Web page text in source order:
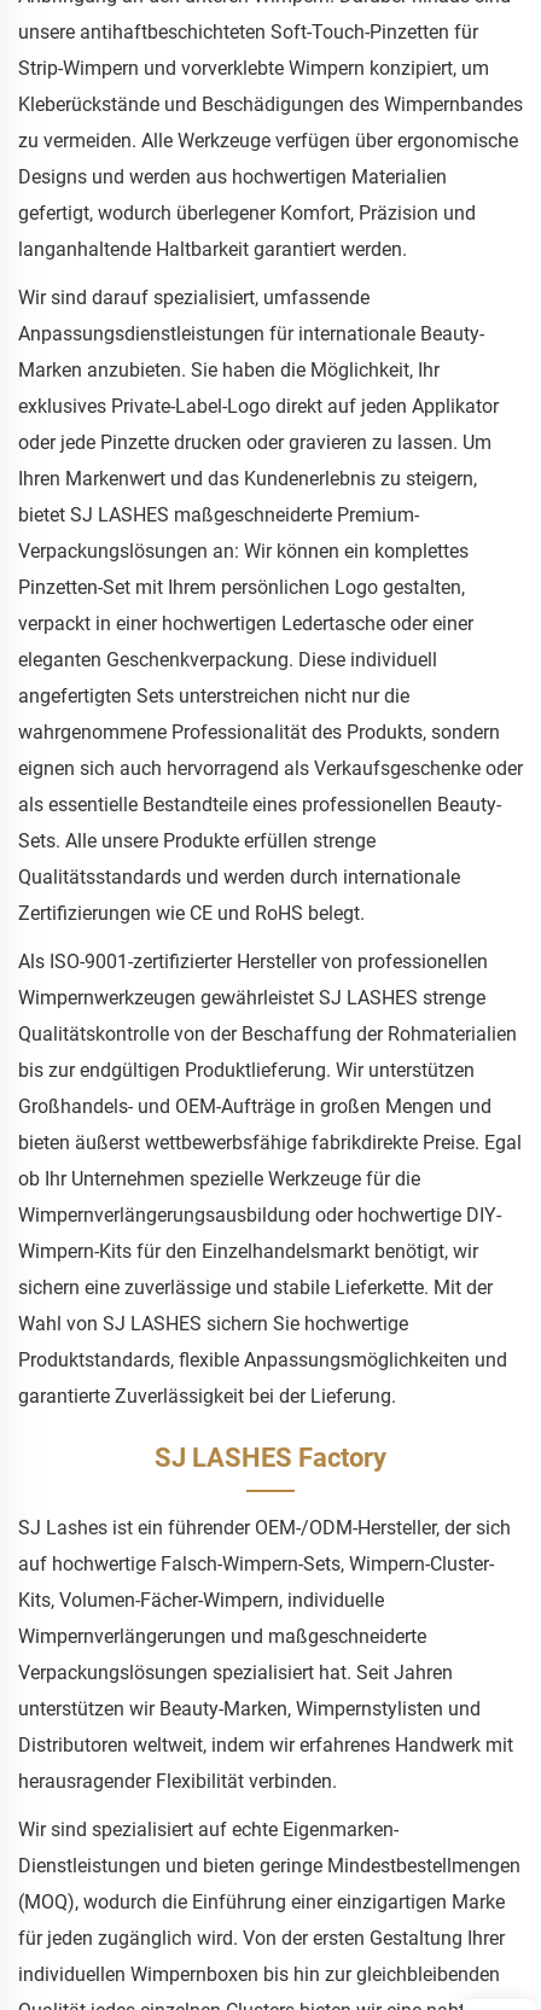
unsere antihaftbeschichteten Soft-Touch-Pinzetten für
Strip-Wimpern und vorverklebte Wimpern konzipiert, um
Kleberückstände und Beschädigungen des Wimpernbandes
zu vermeiden. Alle Werkzeuge verfügen über ergonomische
Designs und werden aus hochwertigen Materialien
gefertigt, wodurch überlegener Komfort, Präzision und
langanhaltende Haltbarkeit garantiert werden.
Wir sind darauf spezialisiert, umfassende
Anpassungsdienstleistungen für internationale Beauty-
Marken anzubieten. Sie haben die Möglichkeit, Ihr
exklusives Private-Label-Logo direkt auf jeden Applikator
oder jede Pinzette drucken oder gravieren zu lassen. Um
Ihren Markenwert und das Kundenerlebnis zu steigern,
bietet SJ LASHES maßgeschneiderte Premium-
Verpackungslösungen an: Wir können ein komplettes
Pinzetten-Set mit Ihrem persönlichen Logo gestalten,
verpackt in einer hochwertigen Ledertasche oder einer
eleganten Geschenkverpackung. Diese individuell
angefertigten Sets unterstreichen nicht nur die
wahrgenommene Professionalität des Produkts, sondern
eignen sich auch hervorragend als Verkaufsgeschenke oder
als essentielle Bestandteile eines professionellen Beauty-
Sets. Alle unsere Produkte erfüllen strenge
Qualitätsstandards und werden durch internationale
Zertifizierungen wie CE und RoHS belegt.
Als ISO-9001-zertifizierter Hersteller von professionellen
Wimpernwerkzeugen gewährleistet SJ LASHES strenge
Qualitätskontrolle von der Beschaffung der Rohmaterialien
bis zur endgültigen Produktlieferung. Wir unterstützen
Großhandels- und OEM-Aufträge in großen Mengen und
bieten äußerst wettbewerbsfähige fabrikdirekte Preise. Egal
ob Ihr Unternehmen spezielle Werkzeuge für die
Wimpernverlängerungsausbildung oder hochwertige DIY-
Wimpern-Kits für den Einzelhandelsmarkt benötigt, wir
sichern eine zuverlässige und stabile Lieferkette. Mit der
Wahl von SJ LASHES sichern Sie hochwertige
Produktstandards, flexible Anpassungsmöglichkeiten und
garantierte Zuverlässigkeit bei der Lieferung.
SJ LASHES Factory
SJ Lashes ist ein führender OEM-/ODM-Hersteller, der sich
auf hochwertige Falsch-Wimpern-Sets, Wimpern-Cluster-
Kits, Volumen-Fächer-Wimpern, individuelle
Wimpernverlängerungen und maßgeschneiderte
Verpackungslösungen spezialisiert hat. Seit Jahren
unterstützen wir Beauty-Marken, Wimpernstylisten und
Distributoren weltweit, indem wir erfahrenes Handwerk mit
herausragender Flexibilität verbinden.
Wir sind spezialisiert auf echte Eigenmarken-
Dienstleistungen und bieten geringe Mindestbestellmengen
(MOQ), wodurch die Einführung einer einzigartigen Marke
für jeden zugänglich wird. Von der ersten Gestaltung Ihrer
individuellen Wimpernboxen bis hin zur gleichbleibenden